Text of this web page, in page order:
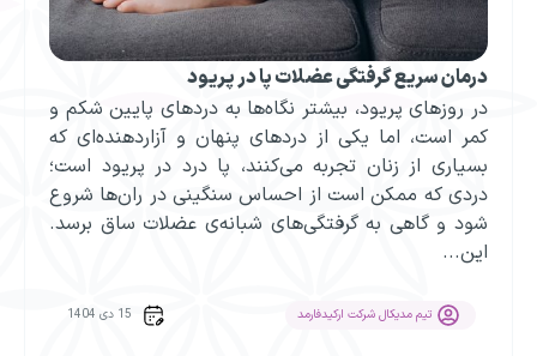
درمان سریع گرفتگی عضلات پا در پریود
در روزهای پریود، بیشتر نگاه‌ها به دردهای پایین شکم و
کمر است، اما یکی از دردهای پنهان و آزاردهنده‌ای که
بسیاری از زنان تجربه می‌کنند، پا درد در پریود است؛
دردی که ممکن است از احساس سنگینی در ران‌ها شروع
شود و گاهی به گرفتگی‌های شبانه‌ی عضلات ساق برسد.
این...
تیم مدیکال شرکت ارکیدفارمد 15 دی 1404